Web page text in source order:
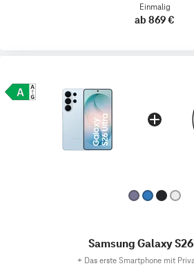
Einmalig
ab 869 €
Samsung Galaxy
+ Das erste Smartphone mit